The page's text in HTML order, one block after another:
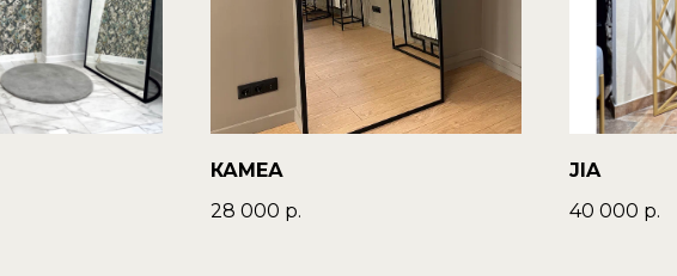
КАМЕА
28 000 р.
JIA
40 000 р.